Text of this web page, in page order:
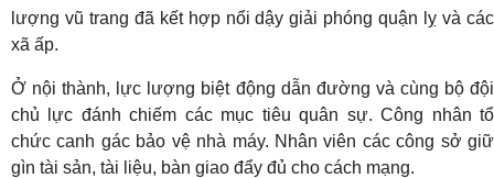
lượng vũ trang đã kết hợp nổi dậy giải phóng quận lỵ và các
xã ấp.
Ở nội thành, lực lượng biệt động dẫn đường và cùng bộ đội
chủ lực đánh chiếm các mục tiêu quân sự. Công nhân tổ
chức canh gác bảo vệ nhà máy. Nhân viên các công sở giữ
gìn tài sản, tài liệu, bàn giao đẩy đủ cho cách mạng.